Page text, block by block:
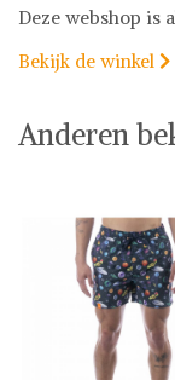
Deze webshop is
Bekijk de winkel 
Anderen